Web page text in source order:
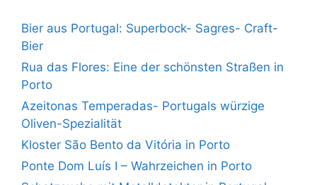
Bier aus Portugal: Superbock- Sagres- Craft-
Bier
Rua das Flores: Eine der schönsten Straßen in
Porto
Azeitonas Temperadas- Portugals würzige
Oliven-Spezialität
Kloster São Bento da Vitória in Porto
Ponte Dom Luís I – Wahrzeichen in Porto